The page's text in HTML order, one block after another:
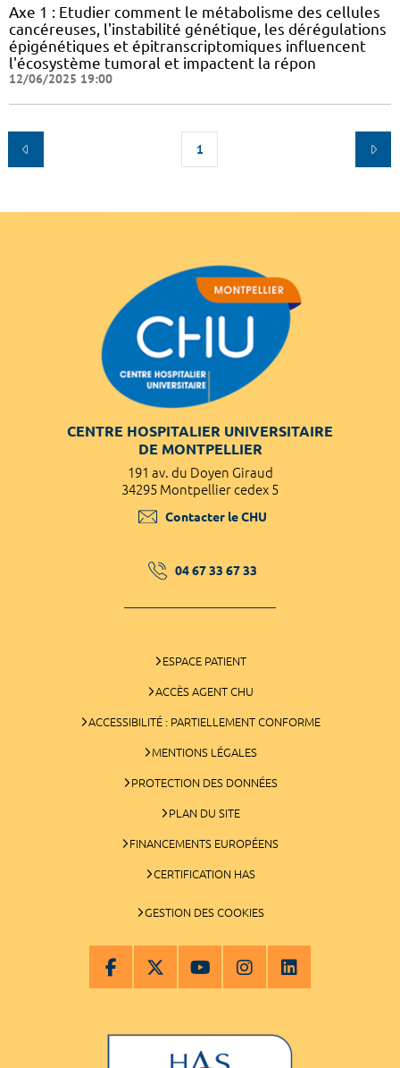
Axe 1 : Etudier comment le métabolisme des cellules
cancéreuses, l'instabilité génétique, les dérégulations
épigénétiques et épitranscriptomiques influencent
l'écosystème tumoral et impactent la répon
12/06/2025 19:00
1
CENTRE HOSPITALIER UNIVERSITAIRE
DE MONTPELLIER
191 av. du Doyen Giraud
34295 Montpellier cedex 5
Contacter le CHU
04 67 33 67 33
ESPACE PATIENT
ACCÈS AGENT CHU
ACCESSIBILITÉ : PARTIELLEMENT CONFORME
MENTIONS LÉGALES
PROTECTION DES DONNÉES
PLAN DU SITE
FINANCEMENTS EUROPÉENS
CERTIFICATION HAS
GESTION DES COOKIES